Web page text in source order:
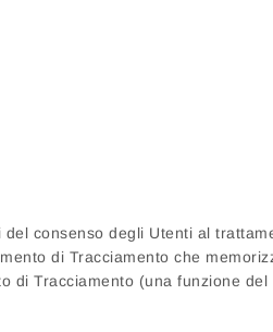
consenso degli Utenti al
di Tracciamento che
Tracciamento (una funzione